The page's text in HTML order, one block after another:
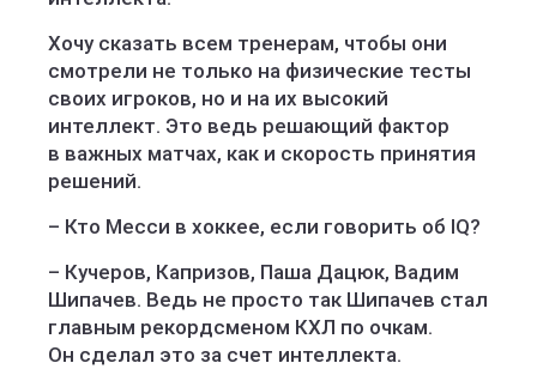
Хочу сказать всем тренерам, чтобы они
смотрели не только на физические тесты
своих игроков, но и на их высокий
интеллект. Это ведь решающий фактор
в важных матчах, как и скорость принятия
решений.
– Кто Месси в хоккее, если говорить об IQ?
– Кучеров, Капризов, Паша Дацюк, Вадим
Шипачев. Ведь не просто так Шипачев стал
главным рекордсменом КХЛ по очкам.
Он сделал это за счет интеллекта.